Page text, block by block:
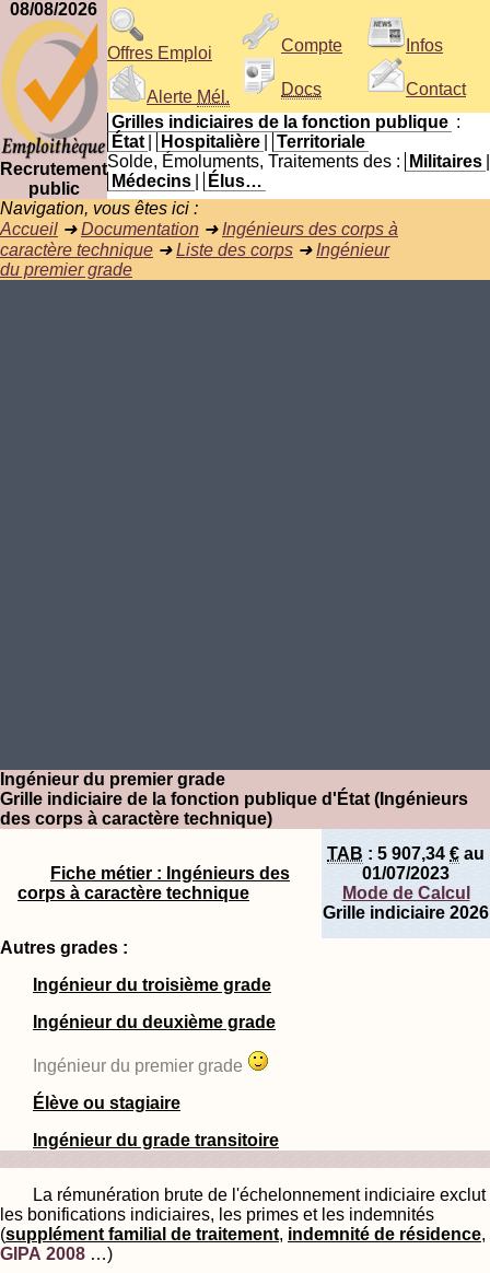
08/08/2026
Recrutement
public
Offres Emploi
Alerte Mél.
Compte
Docs
Infos
Contact
Grilles indiciaires de la fonction publique :
État
Hospitalière
Territoriale
Solde, Émoluments, Traitements des :
Militaires
Médecins
Élus…
Navigation, vous êtes ici :
Accueil ➜Documentation ➜ Ingénieurs des corps à
caractère technique ➜Liste des corps ➜ Ingénieur
du premier grade
Ingénieur du premier grade
Grille indiciaire de la fonction publique d'État (Ingénieurs
des corps à caractère technique)
Fiche métier : Ingénieurs des
corps à caractère technique
TAB : 5 907,34 € au
01/07/2023
Mode de Calcul
Grille indiciaire 2026
Autres grades :
Ingénieur du troisième grade
Ingénieur du deuxième grade
Ingénieur du premier grade
Élève ou stagiaire
Ingénieur du grade transitoire
La rémunération brute de l'échelonnement indiciaire exclut
les bonifications indiciaires, les primes et les indemnités
(supplément familial de traitement, indemnité de résidence,
GIPA 2008 …)